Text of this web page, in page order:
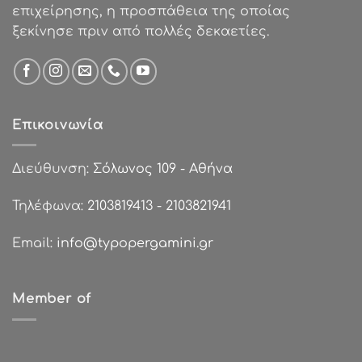
επιχείρησης, η προσπάθεια της οποίας
ξεκίνησε πριν από πολλές δεκαετίες.
Επικοινωνία
Διεύθυνση: Σόλωνος 109 - Αθήνα
Τηλέφωνα: 2103819413 - 2103821941
Email: info@typopergamini.gr
Member of